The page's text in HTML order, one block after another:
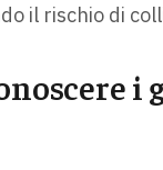
il rischio di